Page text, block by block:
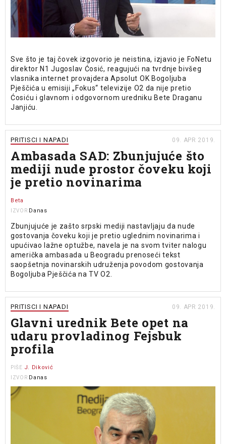
Sve što je taj čovek izgovorio je neistina, izjavio je FoNetu
direktor N1 Jugoslav Ćosić, reagujući na tvrdnje bivšeg
vlasnika internet provajdera Apsolut OK Bogoljuba
Pješčića u emisiji „Fokus“ televizije O2 da nije pretio
Ćosiću i glavnom i odgovornom uredniku Bete Draganu
Janjiću.
PRITISCI I NAPADI 09. APR 2019.
Ambasada SAD: Zbunjujuće što
mediji nude prostor čoveku koji
je pretio novinarima
Beta
IZVOR Danas
Zbunjujuće je zašto srpski mediji nastavljaju da nude
gostovanja čoveku koji je pretio uglednim novinarima i
upućivao lažne optužbe, navela je na svom tviter nalogu
američka ambasada u Beogradu prenoseći tekst
saopšetnja novinarskih udruženja povodom gostovanja
Bogoljuba Pješčića na TV O2.
PRITISCI I NAPADI 09. APR 2019.
Glavni urednik Bete opet na
udaru provladinog Fejsbuk
profila
PIŠE J. Diković
IZVOR Danas